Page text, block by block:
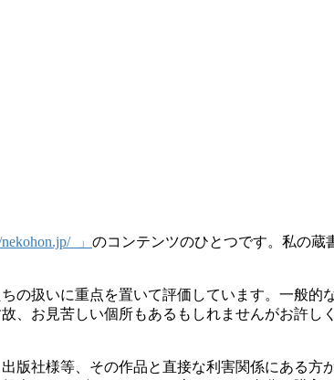
」 のコンテンツのひとつです。私の蔵
扱いに重点を置いて評価しています。一般的
、お見苦しい個所もあるもしれませんがお許
社様等、その作品と直接な利害関係にある方